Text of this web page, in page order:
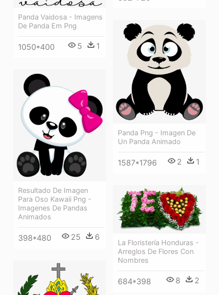
Panda Vaidosa - Imagens
De Panda Em Png
1050*400 5 1
Panda Png - Imagen De
Un Panda Animado
1587*1796 2 1
Resultado De Imagen
Para Oso Kawaii Png -
Imagenes De Pandas
Animados
398*480 25 6
La Floristería Honduras -
Arreglos De Flores Con
Nombres
684*398 8 2